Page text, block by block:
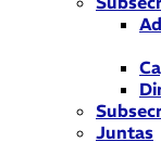
Juntas